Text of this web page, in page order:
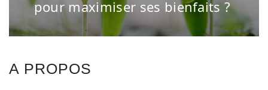
pour maximiser ses bienfaits ?
A PROPOS